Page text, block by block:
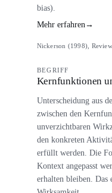
bias).
Mehr erfahren→
Nickerson (1998),
BEGRIFF
Kernfunktionen
Unterscheidung aus
zwischen den
unverzichtbaren
den konkreten
erfüllt werden. Die
Kontext angepasst
erhalten bleiben. Das